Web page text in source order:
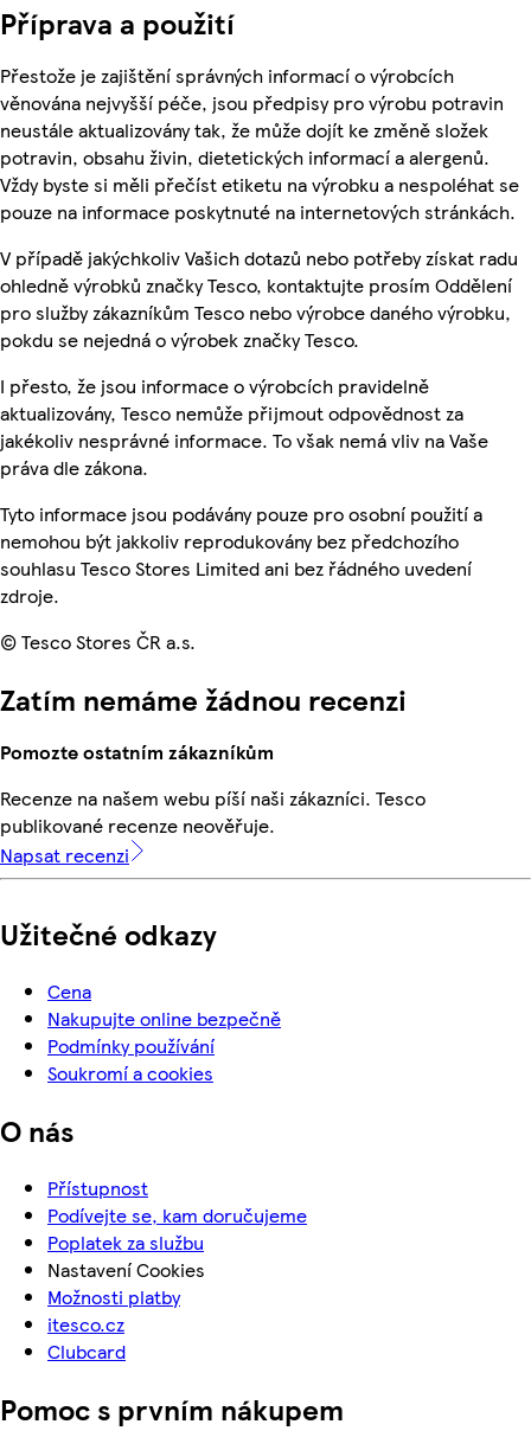
Příprava a použití
Přestože je zajištění správných informací o výrobcích
věnována nejvyšší péče, jsou předpisy pro výrobu potravin
neustále aktualizovány tak, že může dojít ke změně složek
potravin, obsahu živin, dietetických informací a alergenů.
Vždy byste si měli přečíst etiketu na výrobku a nespoléhat se
pouze na informace poskytnuté na internetových stránkách.
V případě jakýchkoliv Vašich dotazů nebo potřeby získat radu
ohledně výrobků značky Tesco, kontaktujte prosím Oddělení
pro služby zákazníkům Tesco nebo výrobce daného výrobku,
pokdu se nejedná o výrobek značky Tesco.
I přesto, že jsou informace o výrobcích pravidelně
aktualizovány, Tesco nemůže přijmout odpovědnost za
jakékoliv nesprávné informace. To však nemá vliv na Vaše
práva dle zákona.
Tyto informace jsou podávány pouze pro osobní použití a
nemohou být jakkoliv reprodukovány bez předchozího
souhlasu Tesco Stores Limited ani bez řádného uvedení
zdroje.
© Tesco Stores ČR a.s.
Zatím nemáme žádnou recenzi
Pomozte ostatním zákazníkům
Recenze na našem webu píší naši zákazníci. Tesco
publikované recenze neověřuje.
Napsat recenzi
Užitečné odkazy
Cena
Nakupujte online bezpečně
Podmínky používání
Soukromí a cookies
O nás
Přístupnost
Podívejte se, kam doručujeme
Poplatek za službu
Nastavení Cookies
Možnosti platby
itesco.cz
Clubcard
Pomoc s prvním nákupem